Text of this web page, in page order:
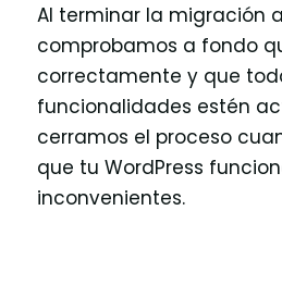
Al terminar la migración
comprobamos a fondo
correctamente y que
funcionalidades estén
cerramos el proceso
que tu WordPress
inconvenientes.